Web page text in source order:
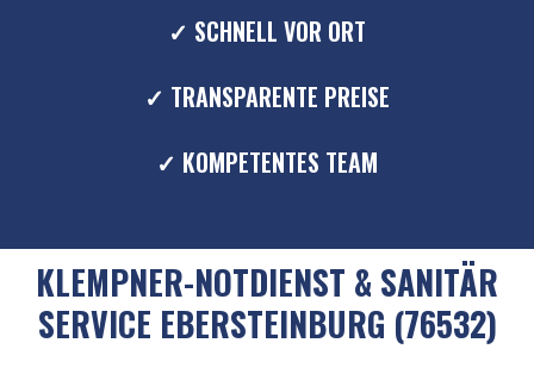
✓ SCHNELL VOR ORT
✓ TRANSPARENTE PREISE
✓ KOMPETENTES TEAM
KLEMPNER-NOTDIENST & SANITÄR
SERVICE EBERSTEINBURG (76532)